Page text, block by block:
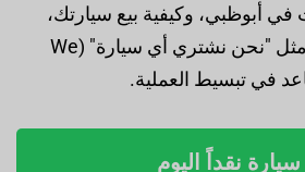
أبوظبي، وكيفية بيع سيارتك،
وكيف يمكن لخدمات مثل "نحن نشتري أي سيارة" (We
سيارة نقداً اليوم